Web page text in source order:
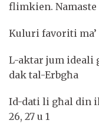
flimkien. Namaste
Kuluri favoriti ma’
L-aktar jum ideali
dak tal-Erbgħa
Id-dati li għal din
26, 27 u 1